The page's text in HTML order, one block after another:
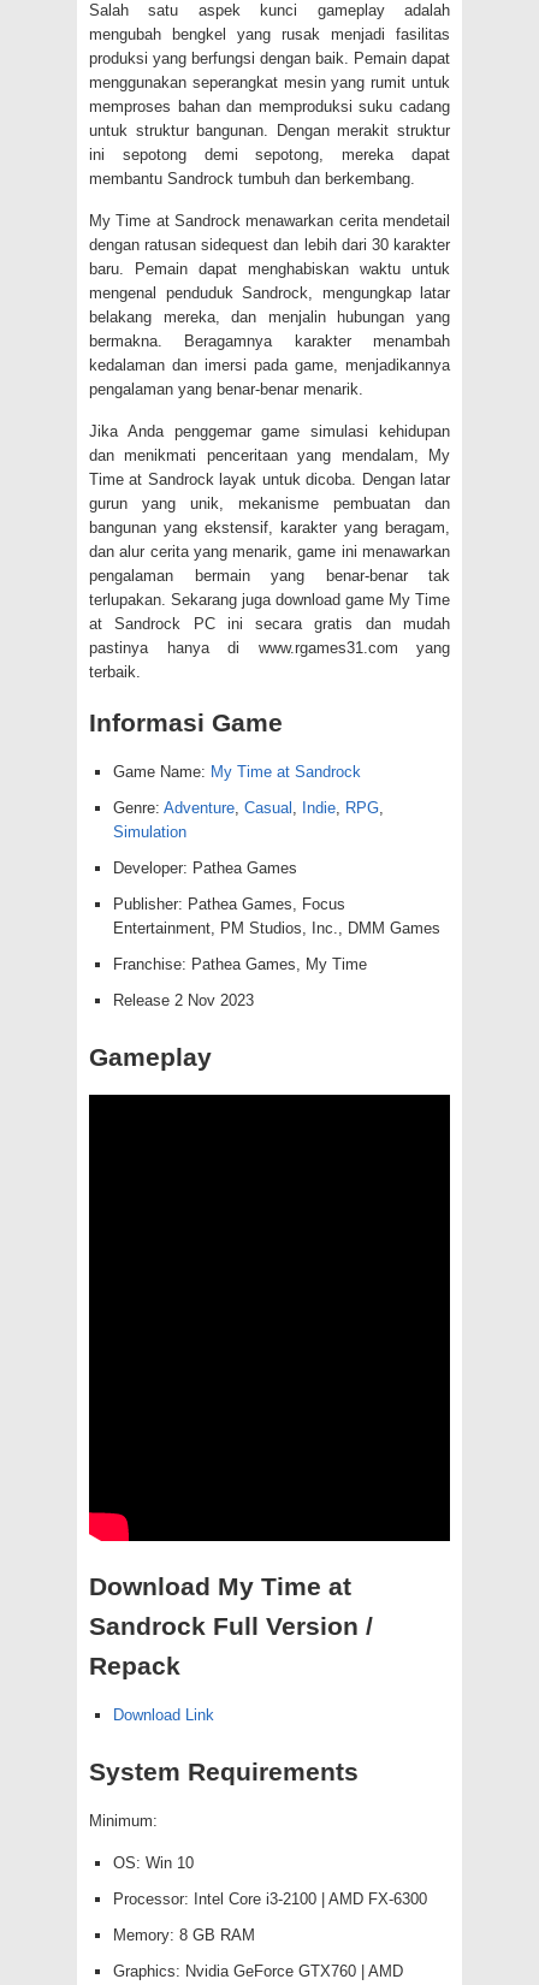
Salah satu aspek kunci gameplay adalah
mengubah bengkel yang rusak menjadi fasilitas
produksi yang berfungsi dengan baik. Pemain dapat
menggunakan seperangkat mesin yang rumit untuk
memproses bahan dan memproduksi suku cadang
untuk struktur bangunan. Dengan merakit struktur
ini sepotong demi sepotong, mereka dapat
membantu Sandrock tumbuh dan berkembang.
My Time at Sandrock menawarkan cerita mendetail
dengan ratusan sidequest dan lebih dari 30 karakter
baru. Pemain dapat menghabiskan waktu untuk
mengenal penduduk Sandrock, mengungkap latar
belakang mereka, dan menjalin hubungan yang
bermakna. Beragamnya karakter menambah
kedalaman dan imersi pada game, menjadikannya
pengalaman yang benar-benar menarik.
Jika Anda penggemar game simulasi kehidupan
dan menikmati penceritaan yang mendalam, My
Time at Sandrock layak untuk dicoba. Dengan latar
gurun yang unik, mekanisme pembuatan dan
bangunan yang ekstensif, karakter yang beragam,
dan alur cerita yang menarik, game ini menawarkan
pengalaman bermain yang benar-benar tak
terlupakan. Sekarang juga download game My Time
at Sandrock PC ini secara gratis dan mudah
pastinya hanya di www.rgames31.com yang
terbaik.
Informasi Game
Game Name: My Time at Sandrock
Genre: Adventure, Casual , Indie, RPG,
Simulation
Developer: Pathea Games
Publisher: Pathea Games, Focus
Entertainment, PM Studios, Inc., DMM Games
Franchise: Pathea Games, My Time
Release 2 Nov 2023
Gameplay
Download My Time at
Sandrock Full Version /
Repack
Download Link
System Requirements
Minimum:
OS: Win 10
Processor: Intel Core i3-2100 | AMD FX-6300
Memory: 8 GB RAM
Graphics: Nvidia GeForce GTX760 | AMD